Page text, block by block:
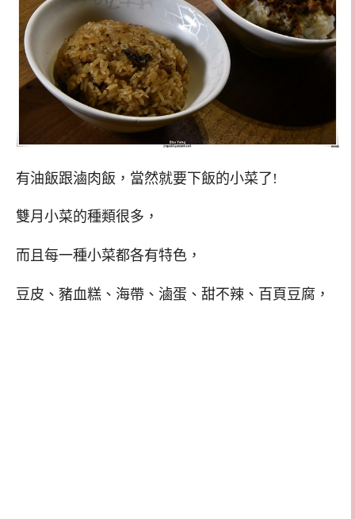
有油飯跟滷肉飯，當然就要下飯的小菜了!
雙月小菜的種類很多，
而且每一種小菜都各有特色，
豆皮、豬血糕、海帶、滷蛋、甜不辣、百頁豆腐，